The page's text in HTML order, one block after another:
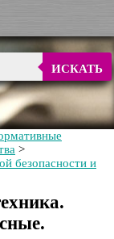
ИСКАТЬ
>
безопасности и